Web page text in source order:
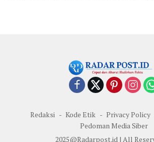
Redaksi Kode Etik Privacy Policy
Pedoman Media Siber
2025@Radarpost.id | All